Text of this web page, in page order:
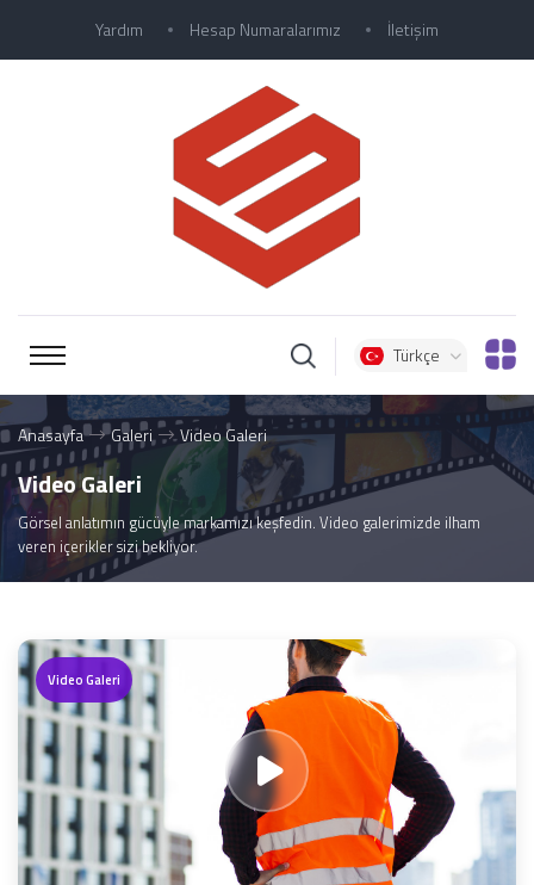
Yardım Hesap Numaralarımız İletişim
Türkçe
Anasayfa Galeri Video Galeri
Video Galeri
Görsel anlatımın gücüyle markamızı keşfedin. Video galerimizde ilham
veren içerikler sizi bekliyor.
Video Galeri